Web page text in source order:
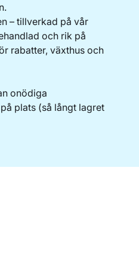
– tillverkad på vår
och rik på
rabatter, växthus och
onödiga
plats (så långt lagret